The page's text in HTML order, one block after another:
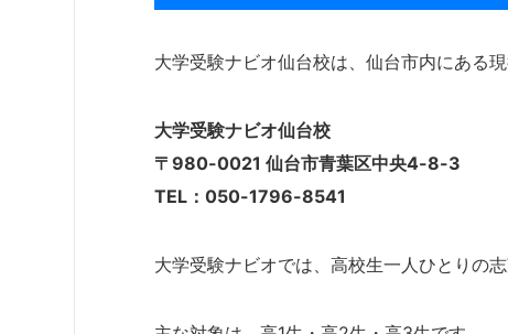
大学受験ナビオ仙台校は、仙台市内にある
大学受験ナビオ仙台校
〒980-0021 仙台市青葉区中央4-8-3
TEL：050-1796-8541
大学受験ナビオでは、高校生一人ひとりの